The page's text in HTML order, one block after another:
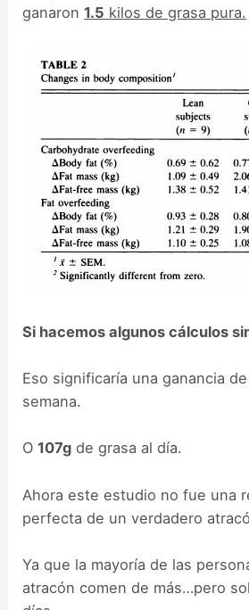
ganaron1.5 kilos de grasa pura.
Si hacemos algunos cálculos
Eso significaría una ganancia
semana.
O107g de grasa al día.
Ahora este estudio no fue una
perfecta de un verdadero
Ya que la mayoría de las
atracón comen de más…pero